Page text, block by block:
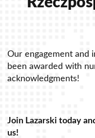
Our engagement and
been awarded with
acknowledgments!
Join Lazarski today
us!